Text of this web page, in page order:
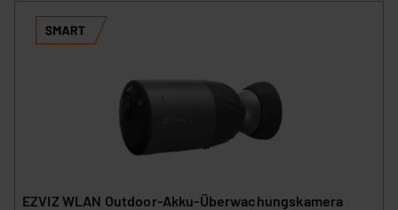
EZVIZ WLAN Outdoor-Akku-Überwachungskamera